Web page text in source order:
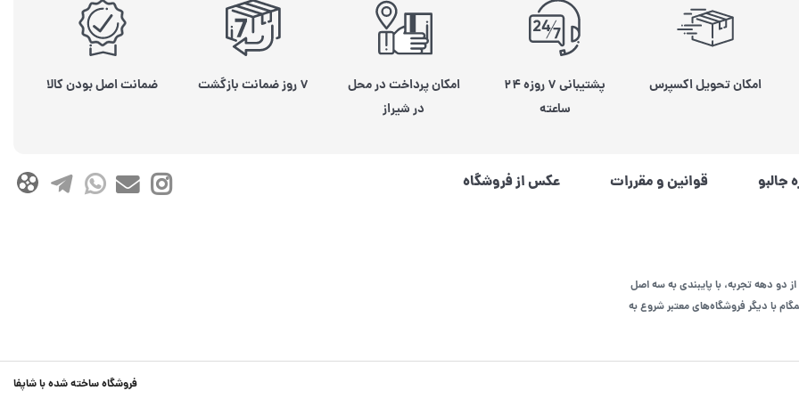
امکان تحویل اکسپرس
پشتیبانی ۷ روزه ۲۴
ساعته
امکان پرداخت در محل
در شیراز
۷ روز ضمانت بازگشت ضمانت اصل بودن کالا
جالبو قوانین و مقررات عکس از فروشگاه
دو دهه تجربه، با پایبندی به سه اصل
با دیگر فروشگاه‌های معتبر شروع به
فروشگاه ساخته شده با شاپفا